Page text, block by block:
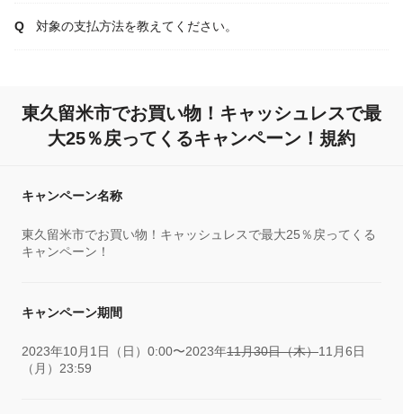
対象の支払方法を教えてください。
東久留米市でお買い物！キャッシュレスで最
大25％戻ってくるキャンペーン！規約
キャンペーン名称
東久留米市でお買い物！キャッシュレスで最大25％戻ってくる
キャンペーン！
キャンペーン期間
2023年10月1日（日）0:00〜2023年11月30日（木）11月6日
（月）23:59